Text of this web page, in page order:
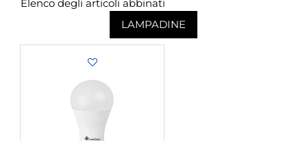
Elenco degli articoli abbinati
LAMPADINE